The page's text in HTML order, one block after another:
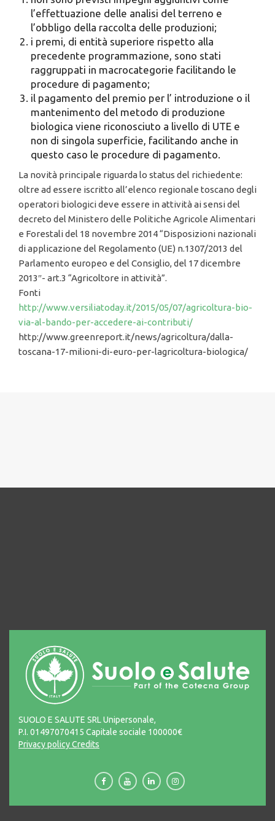
l’effettuazione delle analisi del terreno e
l’obbligo della raccolta delle produzioni;
i premi, di entità superiore rispetto alla
precedente programmazione, sono stati
raggruppati in macrocategorie facilitando le
procedure di pagamento;
il pagamento del premio per l’ introduzione o il
mantenimento del metodo di produzione
biologica viene riconosciuto a livello di UTE e
non di singola superficie, facilitando anche in
questo caso le procedure di pagamento.
La novità principale riguarda lo status del richiedente:
oltre ad essere iscritto all’elenco regionale toscano degli
operatori biologici deve essere in attività ai sensi del
decreto del Ministero delle Politiche Agricole Alimentari
e Forestali del 18 novembre 2014 “Disposizioni nazionali
di applicazione del Regolamento (UE) n.1307/2013 del
Parlamento europeo e del Consiglio, del 17 dicembre
2013″- art.3 “Agricoltore in attività”.
Fonti
http://www.versiliatoday.it/2015/05/07/agricoltura-bio-
via-al-bando-per-accedere-ai-contributi/
http://www.greenreport.it/news/agricoltura/dalla-
toscana-17-milioni-di-euro-per-lagricoltura-biologica/
SUOLO E SALUTE SRL Unipersonale,
P.I. 01497070415 Capitale sociale 100000€
Privacy policyCredits